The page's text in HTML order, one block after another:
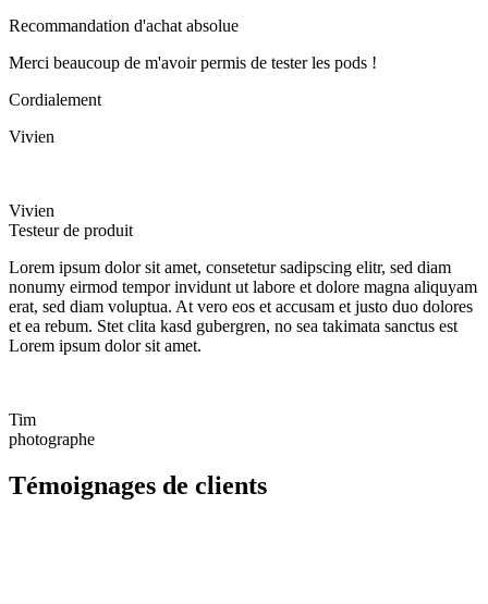
Recommandation d'achat absolue
Merci beaucoup de m'avoir permis de tester les pods !
Cordialement
Vivien
Vivien
Testeur de produit
Lorem ipsum dolor sit amet, consetetur sadipscing elitr, sed diam
nonumy eirmod tempor invidunt ut labore et dolore magna aliquyam
erat, sed diam voluptua. At vero eos et accusam et justo duo dolores
et ea rebum. Stet clita kasd gubergren, no sea takimata sanctus est
Lorem ipsum dolor sit amet.
Tim
photographe
Témoignages de clients